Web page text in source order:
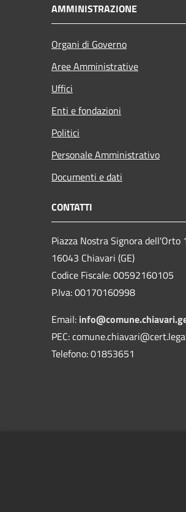
AMMINISTRAZIONE
Organi di Governo
Aree Amministrative
Uffici
Enti e fondazioni
Politici
Personale Amministrativo
Documenti e dati
CONTATTI
Piazza Nostra Signora dell'Orto
16043 Chiavari (GE)
Codice Fiscale: 00592160105
P.Iva: 00170160998
Email:
PEC:
Telefono: 01853651